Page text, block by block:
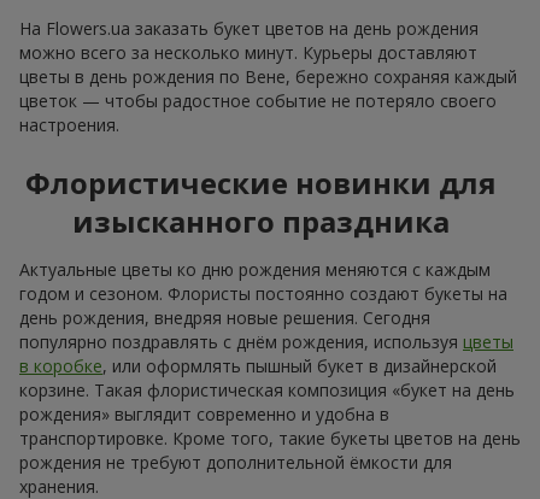
На Flowers.ua заказать букет цветов на день рождения
можно всего за несколько минут. Курьеры доставляют
цветы в день рождения по Вене, бережно сохраняя каждый
цветок — чтобы радостное событие не потеряло своего
настроения.
Флористические новинки для
изысканного праздника
Актуальные цветы ко дню рождения меняются с каждым
годом и сезоном. Флористы постоянно создают букеты на
день рождения, внедряя новые решения. Сегодня
популярно поздравлять с днём рождения, используя цветы
в коробке, или оформлять пышный букет в дизайнерской
корзине. Такая флористическая композиция «букет на день
рождения» выглядит современно и удобна в
транспортировке. Кроме того, такие букеты цветов на день
рождения не требуют дополнительной ёмкости для
хранения.